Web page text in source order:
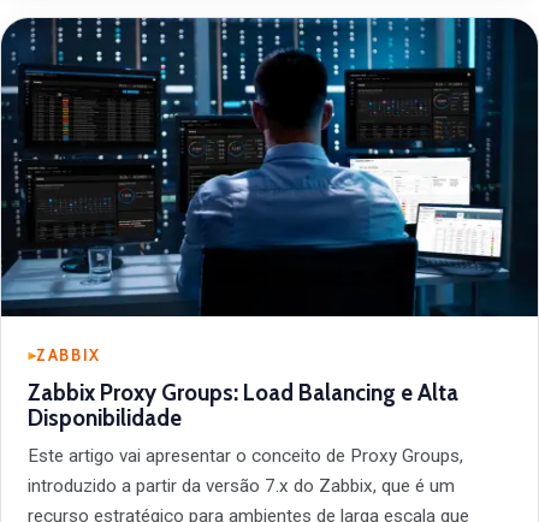
ZABBIX
Zabbix Proxy Groups: Load Balancing e Alta
Disponibilidade
Este artigo vai apresentar o conceito de Proxy Groups,
introduzido a partir da versão 7.x do Zabbix, que é um
recurso estratégico para ambientes de larga escala que